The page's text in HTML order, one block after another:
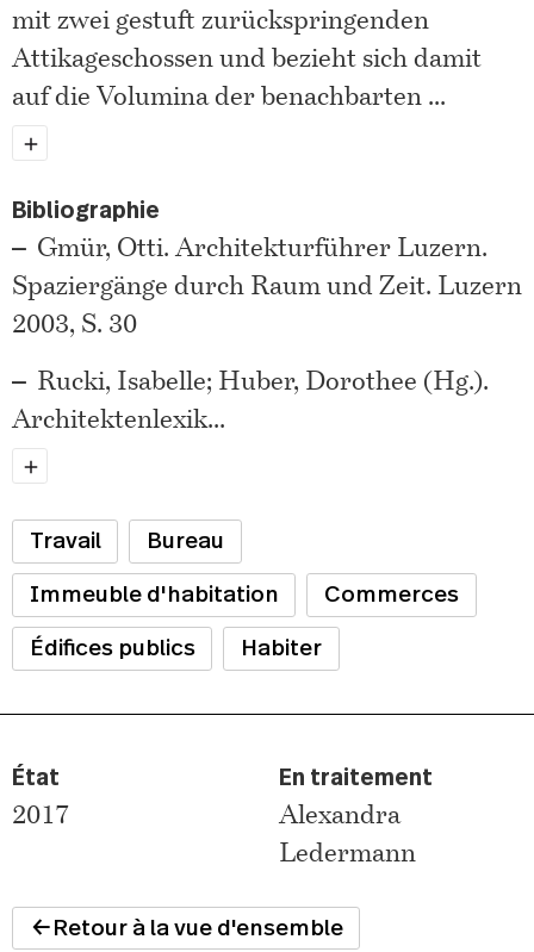
mit zwei gestuft zurückspringenden
Attikageschossen und bezieht sich damit
auf die Volumina der benachbarten ...
Bibliographie
Gmür, Otti. Architekturführer Luzern.
Spaziergänge durch Raum und Zeit. Luzern
2003, S. 30
Rucki, Isabelle; Huber, Dorothee (Hg.).
Architektenlexik...
Travail Bureau
Immeuble d'habitation Commerces
Édifices publics Habiter
État
2017
En traitement
Alexandra
Ledermann
Retour à la vue d'ensemble